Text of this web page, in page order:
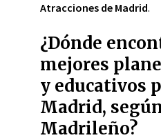
Atracciones de Madrid.
¿Dónde
mejores
y educativos
Madrid,
Madrileño?